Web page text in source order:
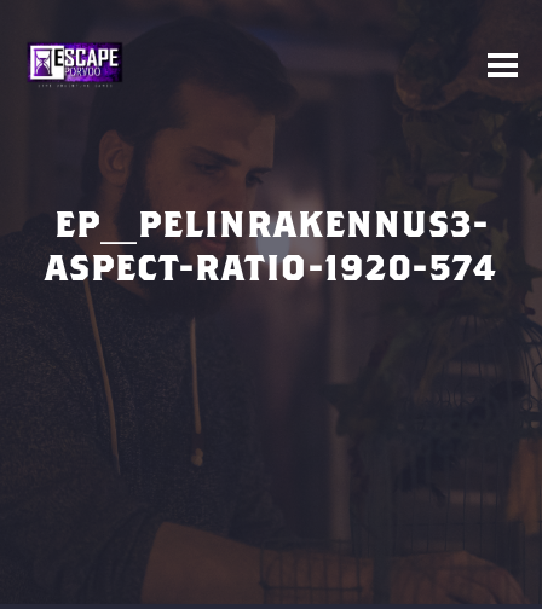
EP_PELINRAKENNUS3-
ASPECT-RATIO-1920-574